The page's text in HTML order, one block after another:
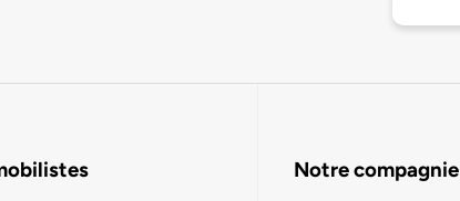
Notre compagnie